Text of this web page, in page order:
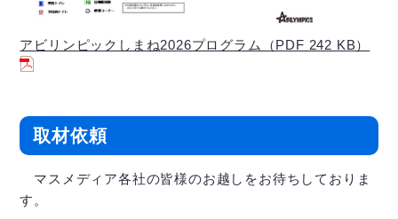
アビリンピックしまね2026プログラム（PDF 242 KB）
取材依頼
マスメディア各社の皆様のお越しをお待ちしておりま
す。